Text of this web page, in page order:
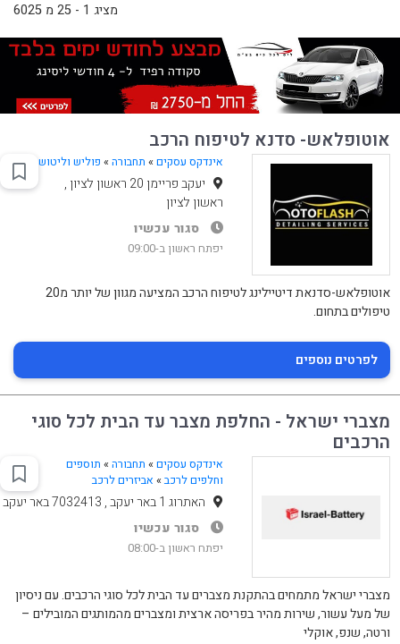
מציג 1 - 25 מ 6025
אוטופלאש- סדנא לטיפוח הרכב
אינדקס עסקים » תחבורה» פוליש וליטוש
יעקב פריימן 20 ראשון לציון ,
ראשון לציון
סגור עכשיו
יפתח ראשון ב-09:00
אוטופלאש-סדנאת דיטיילינג לטיפוח הרכב המציעה מגוון של יותר מ20
טיפולים בתחום.
לפרטים נוספים
מצברי ישראל - החלפת מצבר עד הבית לכל סוגי
הרכבים
אינדקס עסקים » תחבורה» תוספים
וחלפים לרכב» אביזרים לרכב
האתרוג 1 באר יעקב , 7032413 באר יעקב
סגור עכשיו
יפתח ראשון ב-08:00
מצברי ישראל מתמחים בהתקנת מצברים עד הבית לכל סוגי הרכבים. עם ניסיון
של מעל עשור, שירות מהיר בפריסה ארצית ומצברים מהמותגים המובילים –
ורטה, שנפ, אוקלי